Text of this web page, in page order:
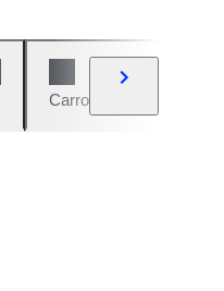
Carros e motos